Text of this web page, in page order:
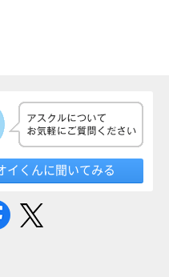
イくんに聞いてみる